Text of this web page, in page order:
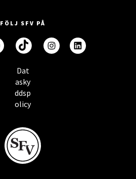
FÖLJ SFV PÅ
Dat
asky
ddsp
olicy